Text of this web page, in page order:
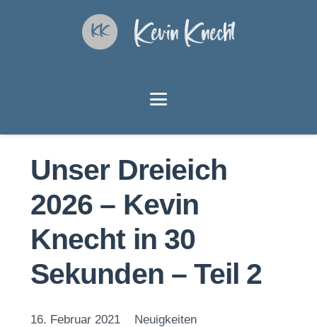
Kevin Knecht
Unser Dreieich
2026 – Kevin
Knecht in 30
Sekunden – Teil 2
16. Februar 2021 Neuigkeiten